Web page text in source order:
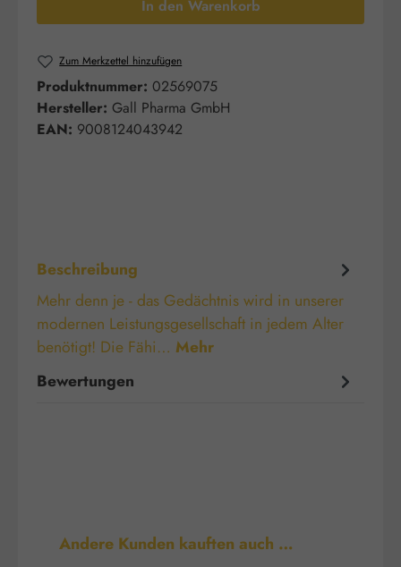
In den Warenkorb
Zum Merkzettel hinzufügen
Produktnummer: 02569075
Hersteller: Gall Pharma GmbH
EAN: 9008124043942
Beschreibung
Mehr denn je - das Gedächtnis wird in unserer
modernen Leistungsgesellschaft in jedem Alter
benötigt! Die Fähi… Mehr
Bewertungen
Produktgalerie überspringen
Andere Kunden kauften auch …